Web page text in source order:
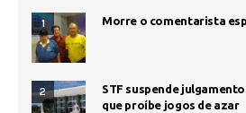
1 Morre o comentarista
2
STF suspende
que proíbe jogos de azar